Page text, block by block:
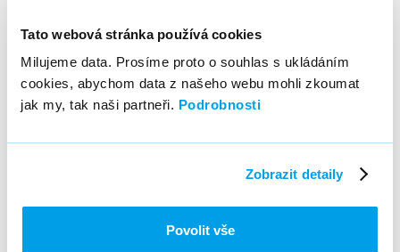
Tato webová stránka používá cookies
Milujeme data. Prosíme proto o souhlas s ukládáním
cookies, abychom data z našeho webu mohli zkoumat
jak my, tak naši partneři. Podrobnosti
Zobrazit detaily
Povolit vše
Externí proměnné:
Makroekonomické faktory
Například inflace,
: Pravidelné výkyvy
spotřebitelů, důležité zejména